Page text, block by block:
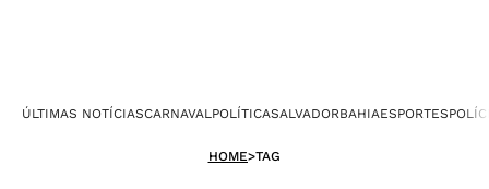
ÚLTIMAS NOTÍCIASCARNAVALPOLÍTICASALVADORBAHIAESPORTES
HOME>TAG